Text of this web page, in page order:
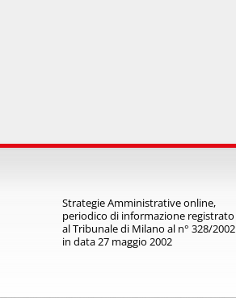
Strategie Amministrative online,
periodico di informazione registrato
al Tribunale di Milano al n° 328/2002
in data 27 maggio 2002